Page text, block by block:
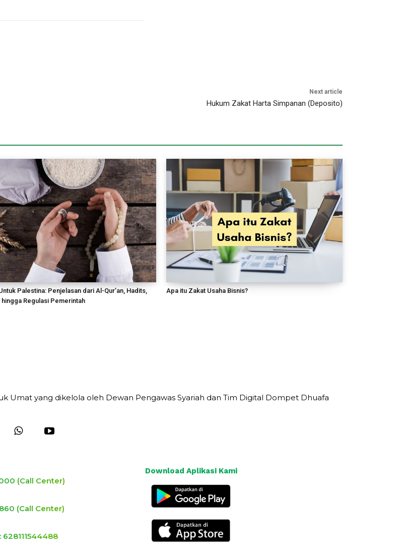
Next article
Hukum Zakat Harta Simpanan (Deposito)
Palestina: Penjelasan dari Al-Qur’an, Hadits,
hingga Regulasi Pemerintah
Apa itu Zakat Usaha Bisnis?
Umat yang dikelola oleh Dewan Pengawas Syariah dan Tim Digital Dompet Dhuafa
(Call Center)
(Call Center)
Download Aplikasi Kami